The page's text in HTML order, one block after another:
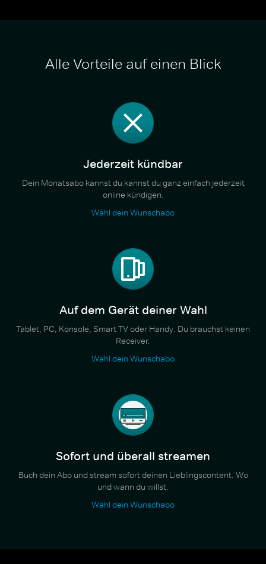
Alle Vorteile auf einen Blick
Jederzeit kündbar
Dein Monatsabo kannst du kannst du ganz einfach jederzeit
online kündigen.
Wähl dein Wunschabo
Auf dem Gerät deiner Wahl
Tablet, PC, Konsole, Smart TV oder Handy. Du brauchst keinen
Receiver.
Wähl dein Wunschabo
Sofort und überall streamen
Buch dein Abo und stream sofort deinen Lieblingscontent. Wo
und wann du willst.
Wähl dein Wunschabo